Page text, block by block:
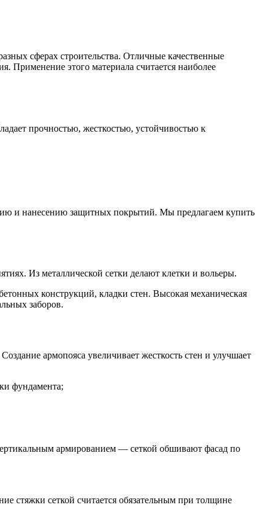
сферах строительства. Отличные качественные
Применение этого материала считается наиболее
прочностью, жесткостью, устойчивостью к
и нанесению защитных покрытий. Мы предлагаем купить
Из металлической сетки делают клетки и вольеры.
конструкций, кладки стен. Высокая механическая
заборов.
армопояса увеличивает жесткость стен и улучшает
фундамента;
армированием — сеткой обшивают фасад по
стяжки сеткой считается обязательным при толщине